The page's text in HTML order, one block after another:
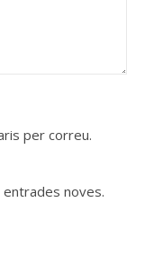
per correu.
noves.